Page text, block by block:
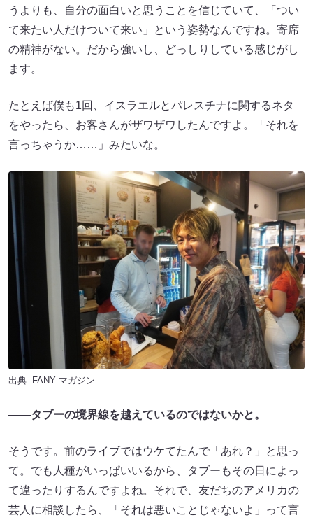
うよりも、自分の面白いと思うことを信じていて、「つい
て来たい人だけついて来い」という姿勢なんですね。寄席
の精神がない。だから強いし、どっしりしている感じがし
ます。
たとえば僕も1回、イスラエルとパレスチナに関するネタ
をやったら、お客さんがザワザワしたんですよ。「それを
言っちゃうか……」みたいな。
出典: FANY マガジン
――タブーの境界線を越えているのではないかと。
そうです。前のライブではウケてたんで「あれ？」と思っ
て。でも人種がいっぱいいるから、タブーもその日によっ
て違ったりするんですよね。それで、友だちのアメリカの
芸人に相談したら、「それは悪いことじゃないよ」って言